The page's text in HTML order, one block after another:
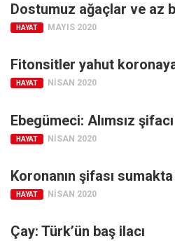
Abone olmak istiyorum
Satış noktası listesi
Eksik sayıların temini
Sosyal Medya
Facebook
YouTube
Editörden
Yazarlar
Dostumuz ağaçlar ve az
HAYAT MAYIS 2020
Fitonsitler yahut
HAYAT NISAN 2020
Ebegümeci: Alımsız şifacı
HAYAT NISAN 2020
Koronanın şifası sumakta
HAYAT NISAN 2020
Çay: Türk’ün baş ilacı